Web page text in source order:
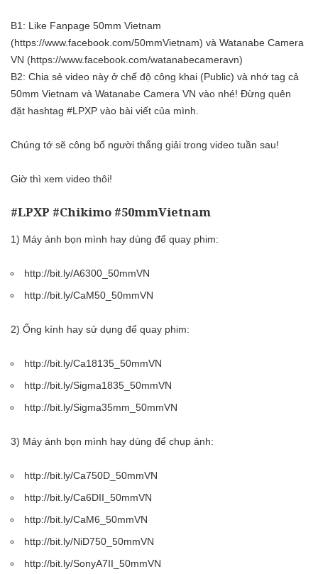
B1: Like Fanpage 50mm Vietnam
(https://www.facebook.com/50mmVietnam) và Watanabe Camera
VN (https://www.facebook.com/watanabecameravn)
B2: Chia sẻ video này ở chế độ công khai (Public) và nhớ tag cả
50mm Vietnam và Watanabe Camera VN vào nhé! Đừng quên
đặt hashtag #LPXP vào bài viết của mình.
Chúng tớ sẽ công bố người thắng giải trong video tuần sau!
Giờ thì xem video thôi!
#LPXP #Chikimo #50mmVietnam
1) Máy ảnh bọn mình hay dùng để quay phim:
http://bit.ly/A6300_50mmVN
http://bit.ly/CaM50_50mmVN
2) Ống kính hay sử dụng để quay phim:
http://bit.ly/Ca18135_50mmVN
http://bit.ly/Sigma1835_50mmVN
http://bit.ly/Sigma35mm_50mmVN
3) Máy ảnh bọn mình hay dùng để chụp ảnh:
http://bit.ly/Ca750D_50mmVN
http://bit.ly/Ca6DII_50mmVN
http://bit.ly/CaM6_50mmVN
http://bit.ly/NiD750_50mmVN
http://bit.ly/SonyA7II_50mmVN